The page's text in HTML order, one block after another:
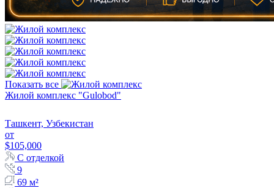
Показать все
Жилой комплекс "Gulobod"
Ташкент, Узбекистан
от
$105,000
С отделкой
9
69 м²